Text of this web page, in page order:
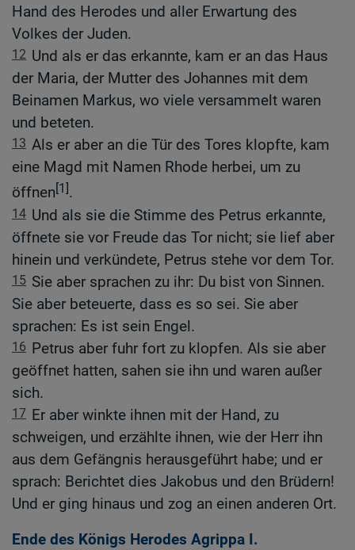
Hand des Herodes und aller Erwartung des
Volkes der Juden.
12 Und als er das erkannte, kam er an das Haus
der Maria, der Mutter des Johannes mit dem
Beinamen Markus, wo viele versammelt waren
und beteten.
13 Als er aber an die Tür des Tores klopfte, kam
eine Magd mit Namen Rhode herbei, um zu
öffnen[1].
14 Und als sie die Stimme des Petrus erkannte,
öffnete sie vor Freude das Tor nicht; sie lief aber
hinein und verkündete, Petrus stehe vor dem Tor.
15 Sie aber sprachen zu ihr: Du bist von Sinnen.
Sie aber beteuerte, dass es so sei. Sie aber
sprachen: Es ist sein Engel.
16 Petrus aber fuhr fort zu klopfen. Als sie aber
geöffnet hatten, sahen sie ihn und waren außer
sich.
17 Er aber winkte ihnen mit der Hand, zu
schweigen, und erzählte ihnen, wie der Herr ihn
aus dem Gefängnis herausgeführt habe; und er
sprach: Berichtet dies Jakobus und den Brüdern!
Und er ging hinaus und zog an einen anderen Ort.
Ende des Königs Herodes Agrippa I.